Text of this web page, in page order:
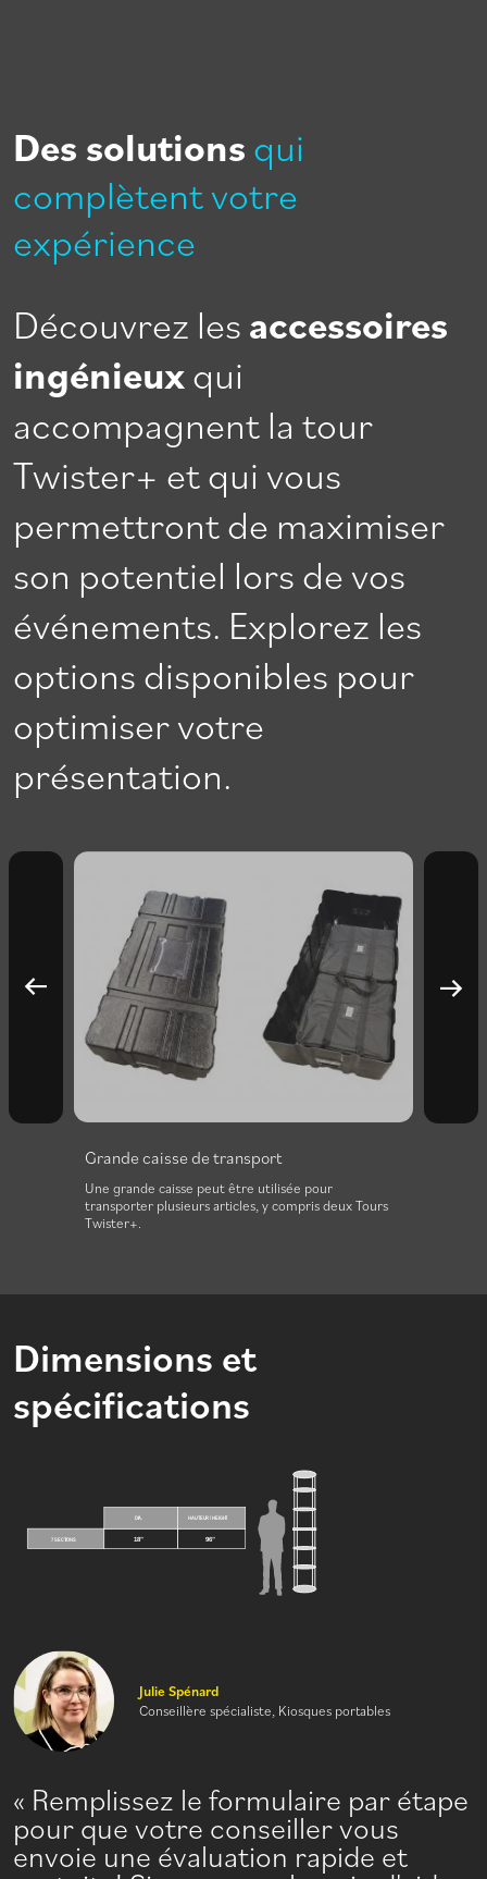
Des solutions qui
complètent votre
expérience
Découvrez les accessoires
ingénieuxqui
accompagnent la tour
Twister+ et qui vous
permettront de maximiser
son potentiel lors de vos
événements. Explorez les
options disponibles pour
optimiser votre
présentation.
Grande caisse de transport
Une grande caisse peut être utilisée pour
transporter plusieurs articles, y compris deux Tours
Twister+.
Dimensions et
spécifications
Remplissez le formulaire par étape
pour que votre conseiller vous
envoie une évaluation rapide et
Julie Spénard
Conseillère spécialiste, Kiosques portables